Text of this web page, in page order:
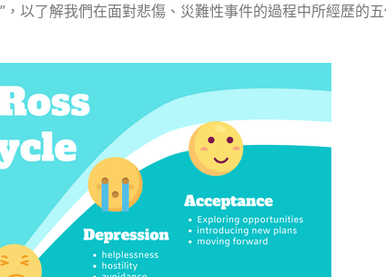
以了解我們在面對悲傷、災難性事件的過程中所經歷的